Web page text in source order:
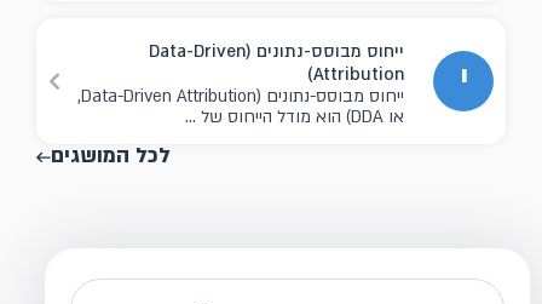
י
ייחוס מבוסס-נתונים (Data-Driven
Attribution)
ייחוס מבוסס-נתונים (Data-Driven Attribution,
או DDA) הוא מודל הייחוס של ...
לכל המושגים